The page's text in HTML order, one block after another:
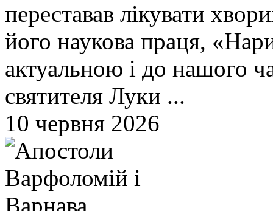
переставав лікувати
його наукова праця,
актуальною і до нашого
святителя Луки ...
10 червня 2026